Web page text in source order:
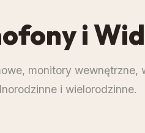
i
monitory wewnętrzne,
i wielorodzinne.